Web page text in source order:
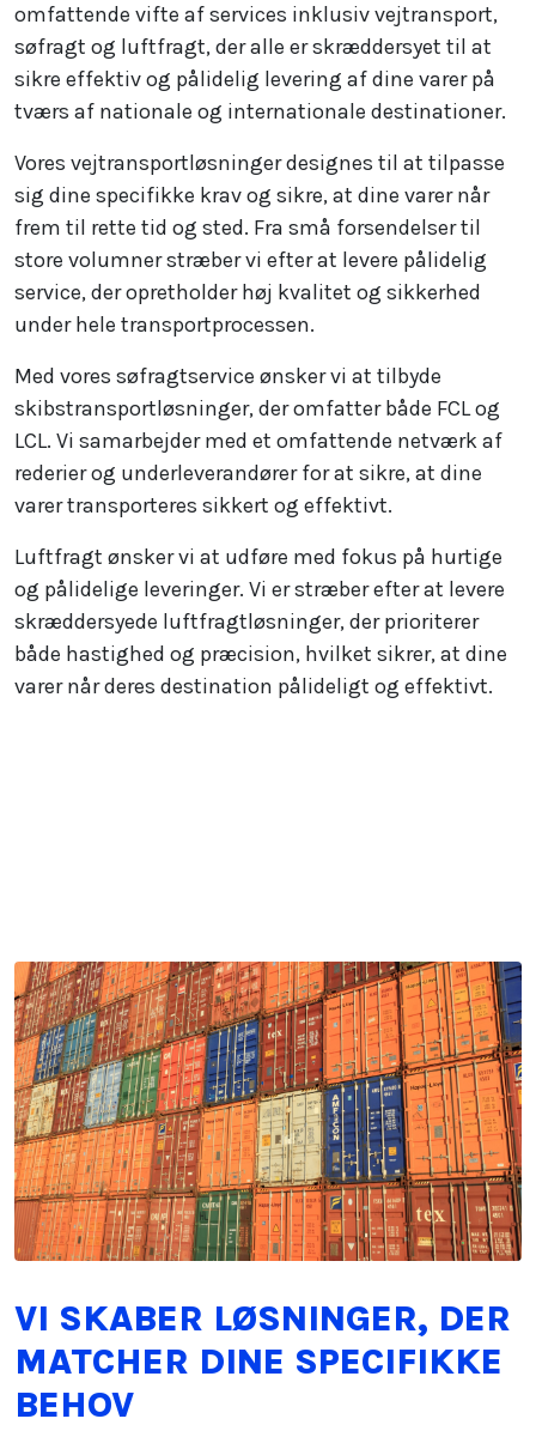
omfattende vifte af services inklusiv vejtransport,
søfragt og luftfragt, der alle er skræddersyet til at
sikre effektiv og pålidelig levering af dine varer på
tværs af nationale og internationale destinationer.
Vores vejtransportløsninger designes til at tilpasse
sig dine specifikke krav og sikre, at dine varer når
frem til rette tid og sted. Fra små forsendelser til
store volumner stræber vi efter at levere pålidelig
service, der opretholder høj kvalitet og sikkerhed
under hele transportprocessen.
Med vores søfragtservice ønsker vi at tilbyde
skibstransportløsninger, der omfatter både FCL og
LCL. Vi samarbejder med et omfattende netværk af
rederier og underleverandører for at sikre, at dine
varer transporteres sikkert og effektivt.
Luftfragt ønsker vi at udføre med fokus på hurtige
og pålidelige leveringer. Vi er stræber efter at levere
skræddersyede luftfragtløsninger, der prioriterer
både hastighed og præcision, hvilket sikrer, at dine
varer når deres destination pålideligt og effektivt.
VI SKABER LØSNINGER, DER
MATCHER DINE SPECIFIKKE
BEHOV